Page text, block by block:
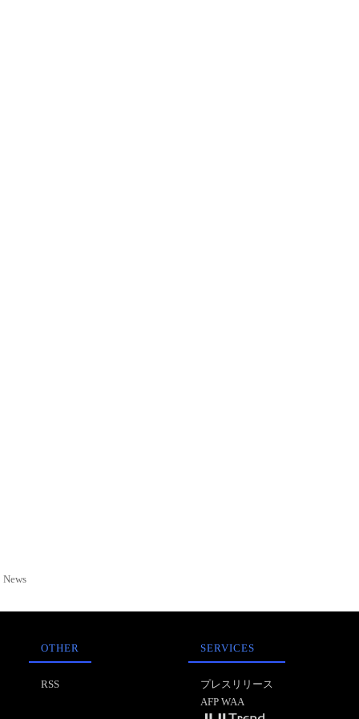
OTHER
RSS
SERVICES
プレスリリース
AFP WAA